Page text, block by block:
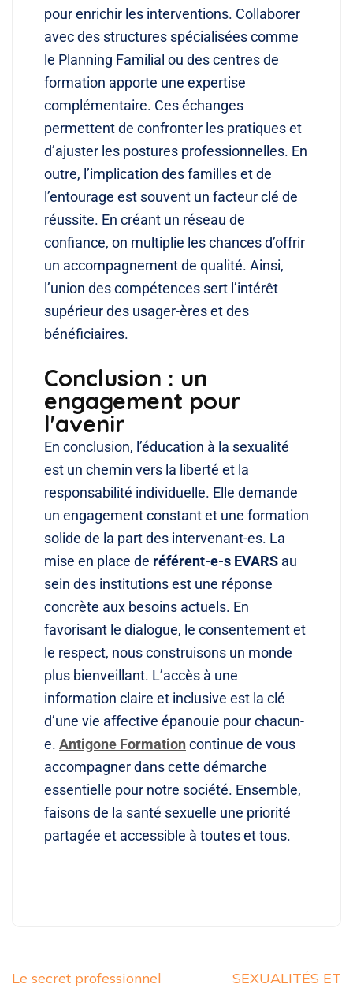
pour enrichir les interventions. Collaborer
avec des structures spécialisées comme
le Planning Familial ou des centres de
formation apporte une expertise
complémentaire. Ces échanges
permettent de confronter les pratiques et
d’ajuster les postures professionnelles. En
outre, l’implication des familles et de
l’entourage est souvent un facteur clé de
réussite. En créant un réseau de
confiance, on multiplie les chances d’offrir
un accompagnement de qualité. Ainsi,
l’union des compétences sert l’intérêt
supérieur des usager-ères et des
bénéficiaires.
Conclusion : un
engagement pour
l'avenir
En conclusion, l’éducation à la sexualité
est un chemin vers la liberté et la
responsabilité individuelle. Elle demande
un engagement constant et une formation
solide de la part des intervenant-es. La
mise en place de référent-e-s EVARS au
sein des institutions est une réponse
concrète aux besoins actuels. En
favorisant le dialogue, le consentement et
le respect, nous construisons un monde
plus bienveillant. L’accès à une
information claire et inclusive est la clé
d’une vie affective épanouie pour chacun-
e. Antigone Formationcontinue de vous
accompagner dans cette démarche
essentielle pour notre société. Ensemble,
faisons de la santé sexuelle une priorité
partagée et accessible à toutes et tous.
Le secret professionnel
SEXUALITÉS ET